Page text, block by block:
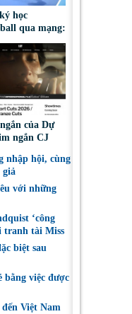
học
qua mạng:
sản
của Dự
ngắn CJ
quốc tế
2026
nhập hội, cùng
giả
với những
‘công
tranh tài Miss
biệt sau
bằng việc được
Việt Nam